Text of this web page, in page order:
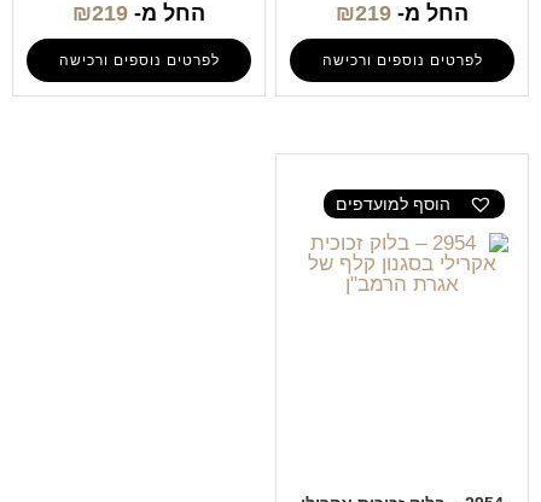
החל מ- ₪219
לפרטים נוספים ורכישה
החל מ- ₪219
לפרטים נוספים ורכישה
הוסף למועדפים